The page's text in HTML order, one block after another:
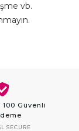
vb.
100 Güvenli
SECURE